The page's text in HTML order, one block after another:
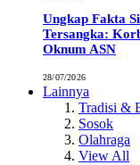
Ungkap Fakta
Tersangka:
Oknum ASN
28/07/2026
Lainnya
Tradisi &
Sosok
Olahraga
View All